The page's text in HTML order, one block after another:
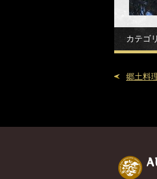
カテゴ
郷土料